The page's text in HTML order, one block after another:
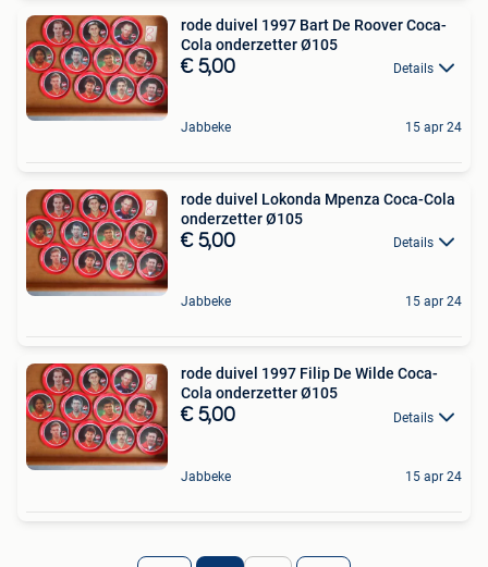
rode duivel 1997 Bart De Roover Coca-
Cola onderzetter Ø105
€ 5,00 Details
Jabbeke 15 apr 24
rode duivel Lokonda Mpenza Coca-Cola
onderzetter Ø105
€ 5,00 Details
Jabbeke 15 apr 24
rode duivel 1997 Filip De Wilde Coca-
Cola onderzetter Ø105
€ 5,00 Details
Jabbeke 15 apr 24